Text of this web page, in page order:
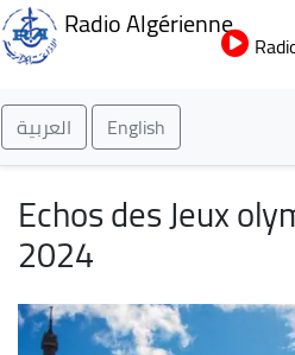
au
Radio Algérienne
العربية English
Echos des Jeux
2024